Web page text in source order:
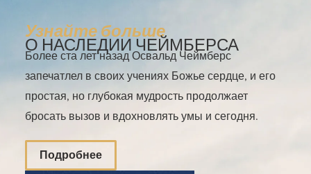
Узнайте больше
О НАСЛЕДИИ ЧЕЙМБЕРСА
Более ста лет назад Освальд Чеймберс
запечатлел в своих учениях Божье сердце, и его
простая, но глубокая мудрость продолжает
бросать вызов и вдохновлять умы и сегодня.
Подробнее